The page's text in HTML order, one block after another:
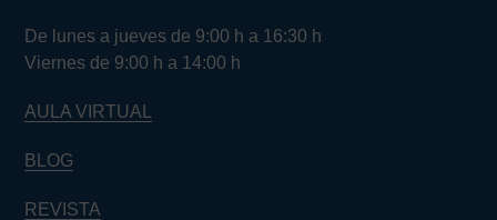
De lunes a jueves de 9:00 h a 16:30 h
Viernes de 9:00 h a 14:00 h
AULA VIRTUAL
BLOG
REVISTA